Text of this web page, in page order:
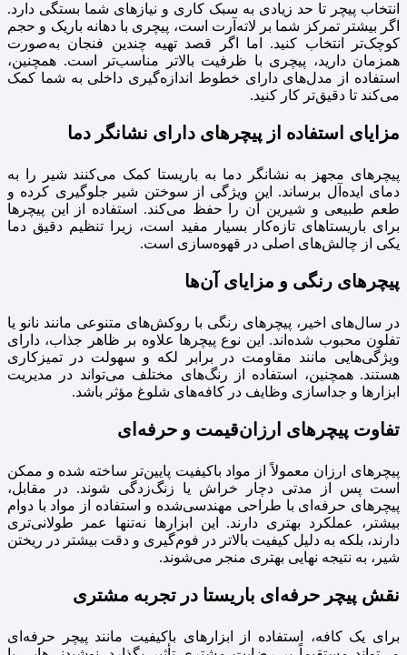
انتخاب پیچر تا حد زیادی به سبک کاری و نیازهای شما بستگی دارد.
اگر بیشتر تمرکز شما بر لاته‌آرت است، پیچری با دهانه باریک و حجم
کوچک‌تر انتخاب کنید. اما اگر قصد تهیه چندین فنجان به‌صورت
همزمان دارید، پیچری با ظرفیت بالاتر مناسب‌تر است. همچنین،
استفاده از مدل‌های دارای خطوط اندازه‌گیری داخلی به شما کمک
می‌کند تا دقیق‌تر کار کنید.
مزایای استفاده از پیچرهای دارای نشانگر دما
پیچرهای مجهز به نشانگر دما به باریستا کمک می‌کنند شیر را به
دمای ایده‌آل برساند. این ویژگی از سوختن شیر جلوگیری کرده و
طعم طبیعی و شیرین آن را حفظ می‌کند. استفاده از این پیچرها
برای باریستاهای تازه‌کار بسیار مفید است، زیرا تنظیم دقیق دما
یکی از چالش‌های اصلی در قهوه‌سازی است.
پیچرهای رنگی و مزایای آن‌ها
در سال‌های اخیر، پیچرهای رنگی با روکش‌های متنوعی مانند نانو یا
تفلون محبوب شده‌اند. این نوع پیچرها علاوه بر ظاهر جذاب، دارای
ویژگی‌هایی مانند مقاومت در برابر لکه و سهولت در تمیزکاری
هستند. همچنین، استفاده از رنگ‌های مختلف می‌تواند در مدیریت
ابزارها و جداسازی وظایف در کافه‌های شلوغ مؤثر باشد.
تفاوت پیچرهای ارزان‌قیمت و حرفه‌ای
پیچرهای ارزان معمولاً از مواد باکیفیت پایین‌تر ساخته شده و ممکن
است پس از مدتی دچار خراش یا زنگ‌زدگی شوند. در مقابل،
پیچرهای حرفه‌ای با طراحی مهندسی‌شده و استفاده از مواد با دوام
بیشتر، عملکرد بهتری دارند. این ابزارها نه‌تنها عمر طولانی‌تری
دارند، بلکه به دلیل کیفیت بالاتر در فوم‌گیری و دقت بیشتر در ریختن
شیر، به نتیجه نهایی بهتری منجر می‌شوند.
نقش پیچر حرفه‌ای باریستا در تجربه مشتری
برای یک کافه، استفاده از ابزارهای باکیفیت مانند پیچر حرفه‌ای